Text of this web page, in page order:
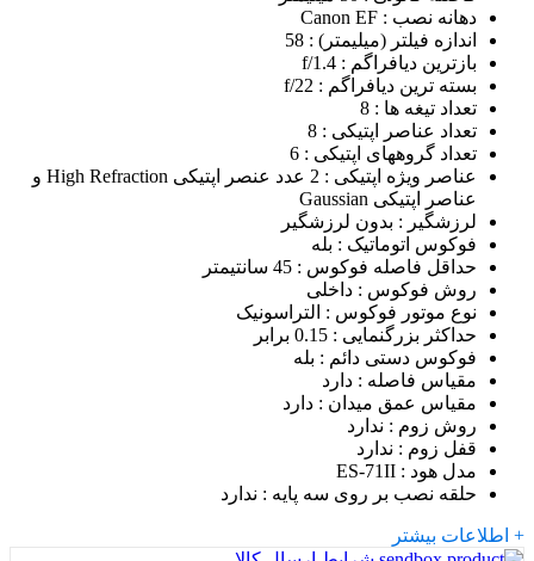
دهانه نصب : Canon EF
اندازه فیلتر (میلیمتر) : 58
بازترین دیافراگم : f/1.4
بسته ترین دیافراگم : f/22
تعداد تیغه ها : 8
تعداد عناصر اپتیکی : 8
تعداد گروههای اپتیکی : 6
عناصر ویژه اپتیکی
: 2 عدد عنصر اپتیکی High Refraction و
عناصر اپتیکی Gaussian
لرزشگیر : بدون لرزشگیر
فوکوس اتوماتیک : بله
حداقل فاصله فوکوس : 45 سانتیمتر
روش فوکوس : داخلی
نوع موتور فوکوس : التراسونیک
حداکثر بزرگنمایی : 0.15 برابر
فوکوس دستی دائم : بله
مقیاس فاصله : دارد
مقیاس عمق میدان : دارد
روش زوم : ندارد
قفل زوم : ندارد
مدل هود : ES-71II
حلقه نصب بر روی سه پایه : ندارد
+ اطلاعات بیشتر